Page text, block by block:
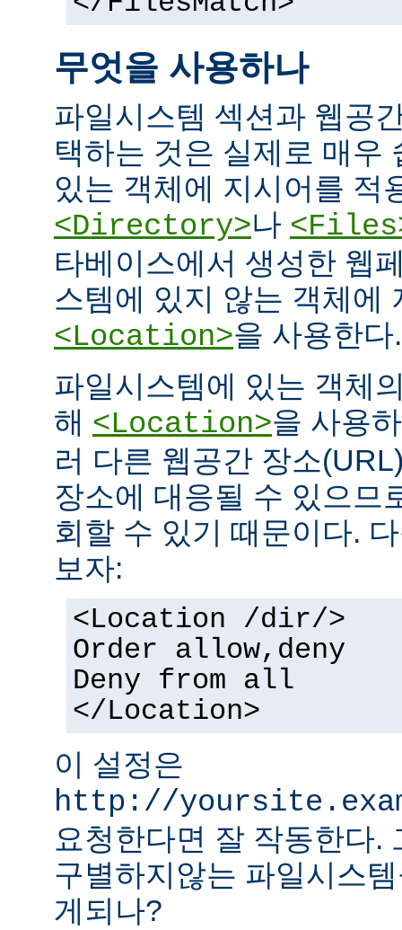
무엇을 사용하나
파일시스템 섹션과 웹공
택하는 것은 실제로 매우
있는 객체에 지시어를 적
<Directory>나
타베이스에서 생성한 웹
스템에 있지 않는 객체에
<Location>을 사용한다.
파일시스템에 있는 객체
해 <Location>을 사용
러 다른 웹공간 장소
장소에 대응될 수 있으므
회할 수 있기 때문이다.
보자:
<Location /dir/>
Order allow,deny
Deny from all
</Location>
이 설정은
http://
요청한다면 잘 작동한다.
구별하지않는 파일시스
게되나?